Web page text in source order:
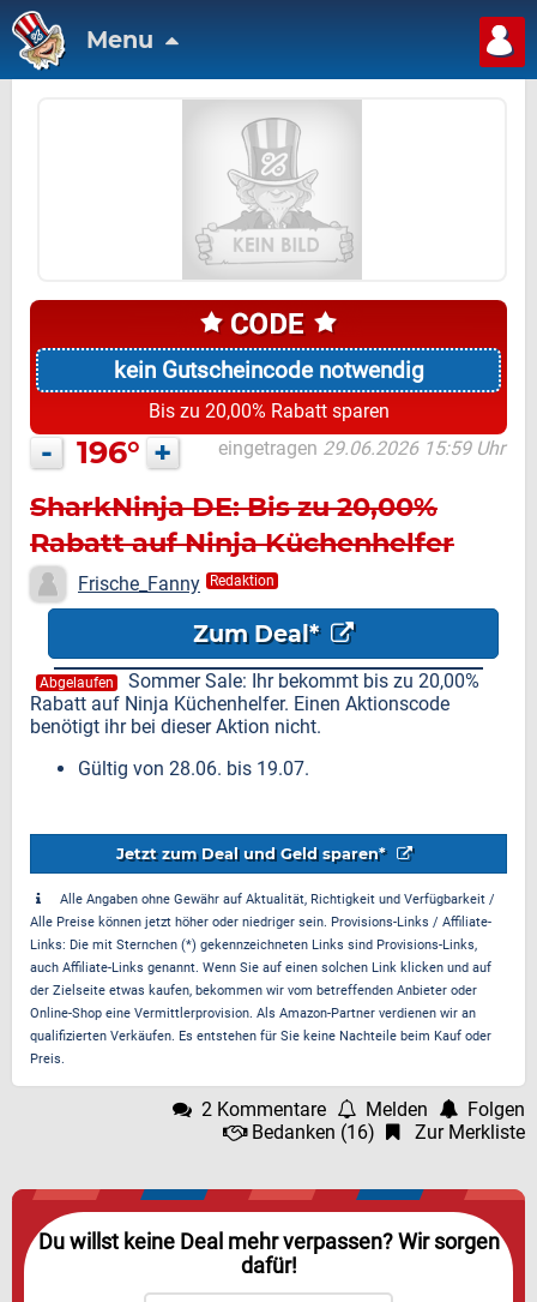
Menu
kein Gutscheincode notwendig
Bis zu 20,00% Rabatt sparen
- 196° + eingetragen 29.06.2026 15:59 Uhr
SharkNinja DE: Bis zu 20,00%
Rabatt auf Ninja Küchenhelfer
Frische_Fanny Redaktion
Zum Deal*
Abgelaufen
Sommer Sale: Ihr bekommt bis zu 20,00%
Rabatt auf Ninja Küchenhelfer. Einen Aktionscode
benötigt ihr bei dieser Aktion nicht.
Gültig von 28.06. bis 19.07.
Jetzt zum Deal und Geld sparen*
Alle Angaben ohne Gewähr auf Aktualität, Richtigkeit und Verfügbarkeit /
Alle Preise können jetzt höher oder niedriger sein. Provisions-Links / Affiliate-
Links: Die mit Sternchen (*) gekennzeichneten Links sind Provisions-Links,
auch Affiliate-Links genannt. Wenn Sie auf einen solchen Link klicken und auf
der Zielseite etwas kaufen, bekommen wir vom betreffenden Anbieter oder
Online-Shop eine Vermittlerprovision. Als Amazon-Partner verdienen wir an
qualifizierten Verkäufen. Es entstehen für Sie keine Nachteile beim Kauf oder
Preis.
2 Kommentare Melden
Folgen
Bedanken (16) Zur Merkliste
Du willst keine Deal mehr verpassen? Wir sorgen
dafür!